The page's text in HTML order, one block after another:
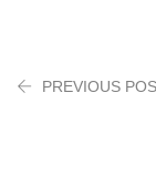
PREVIOUS